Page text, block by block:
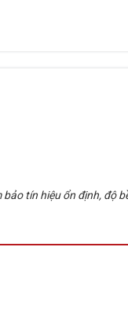
tín hiệu ổn định, độ